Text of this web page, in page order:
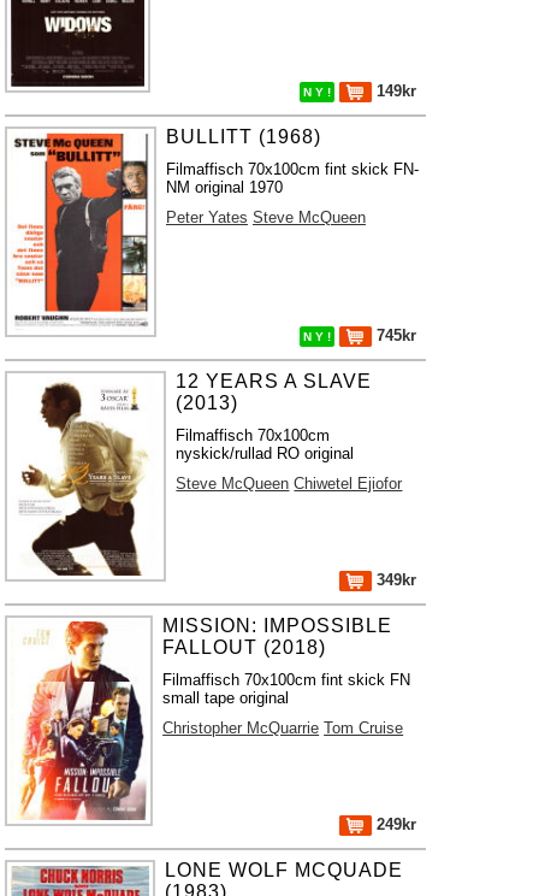
N Y ! 149kr
BULLITT (1968)
Filmaffisch 70x100cm fint skick FN-
NM original 1970
Peter Yates Steve McQueen
N Y ! 745kr
12 YEARS A SLAVE
(2013)
Filmaffisch 70x100cm
nyskick/rullad RO original
Steve McQueen Chiwetel Ejiofor
349kr
MISSION: IMPOSSIBLE
FALLOUT (2018)
Filmaffisch 70x100cm fint skick FN
small tape original
Christopher McQuarrie Tom Cruise
249kr
LONE WOLF MCQUADE
(1983)